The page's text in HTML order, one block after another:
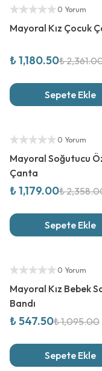
Yetkili Satıcı
0 Yorum
Mayoral Kız Çocuk
₺ 1,180.50₺
Sepete Ekle
Yetkili Satıcı
0 Yorum
Mayoral Soğutucu
Çanta
₺ 1,179.00₺
Sepete Ekle
Yetkili Satıcı
0 Yorum
Mayoral Kız Bebek
Bandı
₺ 547.50₺ 1,095.00
Sepete Ekle